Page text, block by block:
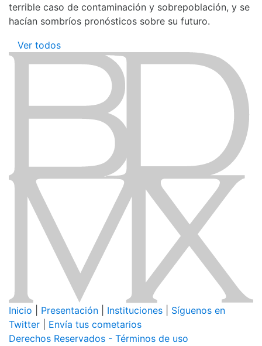
terrible caso de contaminación y sobrepoblación, y se
hacían sombríos pronósticos sobre su futuro.
Ver todos
Inicio Presentación Instituciones
Síguenos en
Twitter
Envía tus cometarios
Derechos Reservados - Términos de uso